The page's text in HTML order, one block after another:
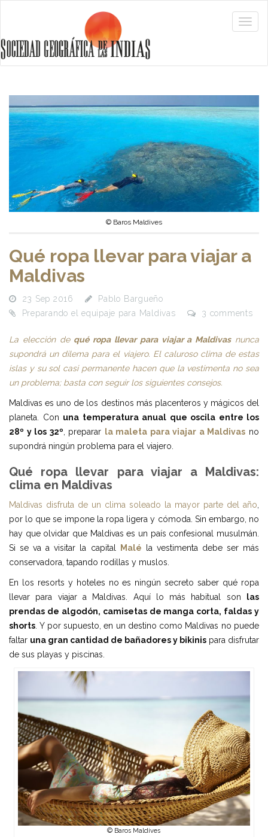
© Baros Maldives
Qué ropa llevar para viajar a
Maldivas
23 Sep 2016
Pablo Bargueño
Preparando el equipaje para Maldivas
3 comments
La elección de qué ropa llevar para viajar a Maldivasnunca
supondrá un dilema para el viajero. El caluroso clima de estas
islas y su sol casi permanente hacen que la vestimenta no sea
un problema; basta con seguir los siguientes consejos.
Maldivas es uno de los destinos más placenteros y mágicos del
planeta. Con una temperatura anual que oscila entre los
28º y los 32º , preparar la maleta para viajar a Maldivas no
supondrá ningún problema para el viajero.
Qué ropa llevar para viajar a Maldivas:
clima en Maldivas
Maldivas disfruta de un clima soleado la mayor parte del año
por lo que se impone la ropa ligera y cómoda. Sin embargo, no
hay que olvidar que Maldivas es un país confesional musulmán.
Si se va a visitar la capital
Malé la vestimenta debe ser más
conservadora, tapando rodillas y muslos.
En los resorts y hoteles no es ningún secreto saber qué ropa
llevar para viajar a Maldivas. Aquí lo más habitual son
las
prendas de algodón, camisetas de manga corta, faldas y
shorts . Y por supuesto, en un destino como Maldivas no puede
faltar una gran cantidad de bañadores y bikinis para disfrutar
de sus playas y piscinas.
© Baros Maldives